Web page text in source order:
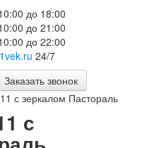
для улицы
до 18:00
до 21:00
до 22:00
24/7
Заказать звонок
11 с зеркалом Пастораль
с